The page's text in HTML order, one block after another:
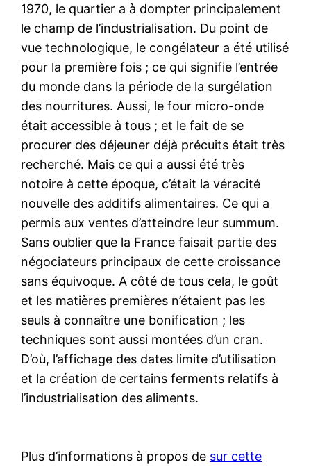
1970, le quartier a à dompter principalement
le champ de l’industrialisation. Du point de
vue technologique, le congélateur a été utilisé
pour la première fois ; ce qui signifie l’entrée
du monde dans la période de la surgélation
des nourritures. Aussi, le four micro-onde
était accessible à tous ; et le fait de se
procurer des déjeuner déjà précuits était très
recherché. Mais ce qui a aussi été très
notoire à cette époque, c’était la véracité
nouvelle des additifs alimentaires. Ce qui a
permis aux ventes d’atteindre leur summum.
Sans oublier que la France faisait partie des
négociateurs principaux de cette croissance
sans équivoque. A côté de tous cela, le goût
et les matières premières n’étaient pas les
seuls à connaître une bonification ; les
techniques sont aussi montées d’un cran.
D’où, l’affichage des dates limite d’utilisation
et la création de certains ferments relatifs à
l’industrialisation des aliments.
Plus d’informations à propos de sur cette